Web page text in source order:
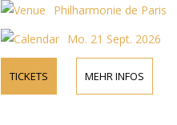
Philharmonie de Paris
Mo. 21 Sept. 2026
TICKETS MEHR INFOS